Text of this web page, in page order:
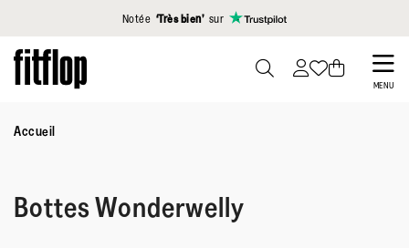
Cliquez pour consulter notre déclaration d'accessibilité
Notée ‘Très bien’ sur
Skip
to
content
MENU
Accueil
Bottes Wonderwelly